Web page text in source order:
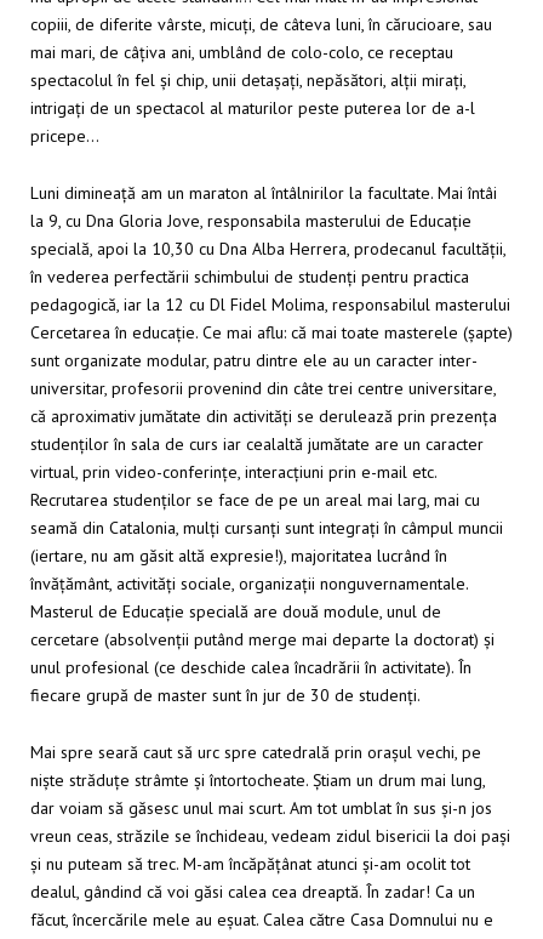
copiii, de diferite vârste, micuți, de câteva luni, în cărucioare, sau
mai mari, de câțiva ani, umblând de colo-colo, ce receptau
spectacolul în fel și chip, unii detașați, nepăsători, alții mirați,
intrigați de un spectacol al maturilor peste puterea lor de a-l
pricepe…
Luni dimineață am un maraton al întâlnirilor la facultate. Mai întâi
la 9, cu Dna Gloria Jove, responsabila masterului de Educație
specială, apoi la 10,30 cu Dna Alba Herrera, prodecanul facultății,
în vederea perfectării schimbului de studenți pentru practica
pedagogică, iar la 12 cu Dl Fidel Molima, responsabilul masterului
Cercetarea în educație. Ce mai aflu: că mai toate masterele (șapte)
sunt organizate modular, patru dintre ele au un caracter inter-
universitar, profesorii provenind din câte trei centre universitare,
că aproximativ jumătate din activități se derulează prin prezența
studenților în sala de curs iar cealaltă jumătate are un caracter
virtual, prin video-conferințe, interacțiuni prin e-mail etc.
Recrutarea studenților se face de pe un areal mai larg, mai cu
seamă din Catalonia, mulți cursanți sunt integrați în câmpul muncii
(iertare, nu am găsit altă expresie!), majoritatea lucrând în
învățământ, activități sociale, organizații nonguvernamentale.
Masterul de Educație specială are două module, unul de
cercetare (absolvenții putând merge mai departe la doctorat) și
unul profesional (ce deschide calea încadrării în activitate). În
fiecare grupă de master sunt în jur de 30 de studenți.
Mai spre seară caut să urc spre catedrală prin orașul vechi, pe
niște străduțe strâmte și întortocheate. Știam un drum mai lung,
dar voiam să găsesc unul mai scurt. Am tot umblat în sus și-n jos
vreun ceas, străzile se închideau, vedeam zidul bisericii la doi pași
și nu puteam să trec. M-am încăpățânat atunci și-am ocolit tot
dealul, gândind că voi găsi calea cea dreaptă. În zadar! Ca un
făcut, încercările mele au eșuat. Calea către Casa Domnului nu e